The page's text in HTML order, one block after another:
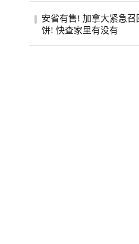
（r/
下跌的帖子引...
安省有售! 加拿大紧急
饼! 快查家里有没有